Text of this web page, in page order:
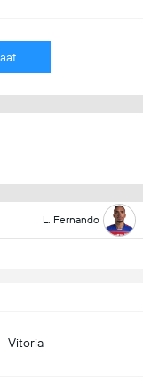
L. Fernando
Vitoria